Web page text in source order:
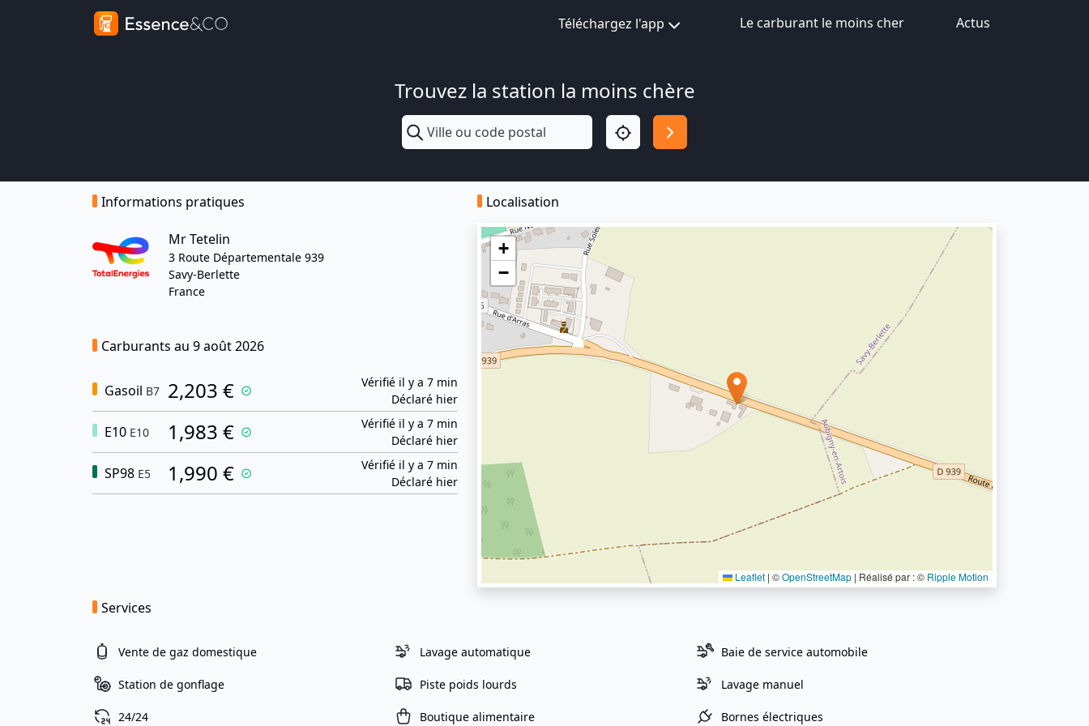
Téléchargez l'app Le carburant le moins cher Actus
Trouvez la station la moins chère
Informations pratiques
Mr Tetelin
3 Route Départementale 939
Savy-Berlette
France
Carburants au 9 août 2026
Gasoil B7 2,203 €
Vérifié il y a 7 min
Déclaré hier
E10 E10 1,983 €
Vérifié il y a 7 min
Déclaré hier
SP98 E5 1,990 €
Vérifié il y a 7 min
Déclaré hier
Localisation
+
−
Leaflet | ©OpenStreetMap | Réalisé par : © Ripple Motion
Services
Vente de gaz domestique Lavage automatique Baie de service automobile
Station de gonflage Piste poids lourds Lavage manuel
24/24 Boutique alimentaire Bornes électriques